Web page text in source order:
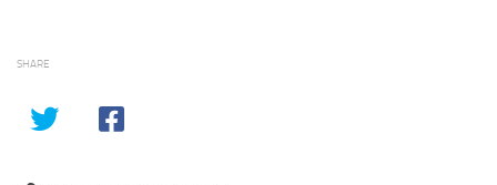
SHARE